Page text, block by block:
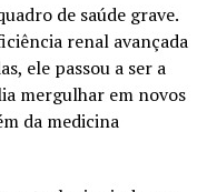
de saúde grave.
renal avançada
ele passou a ser a
mergulhar em novos
da medicina